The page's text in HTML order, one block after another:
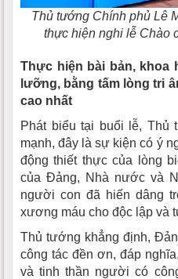
Thủ tướng Chính phủ Lê
thực hiện nghi lễ Chào
Thực hiện bài bản, khoa
lưỡng, bằng tấm lòng tri
cao nhất
Phát biểu tại buổi lễ, Thủ
mạnh, đây là sự kiện có ý
động thiết thực của lòng
của Đảng, Nhà nước và
người con đã hiến dâng
xương máu cho độc lập và
Thủ tướng khẳng định,
công tác đền ơn, đáp
và tinh thần người có